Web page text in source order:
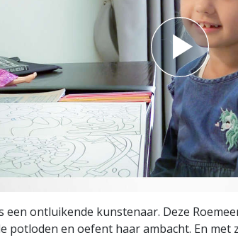
een ontluikende kunstenaar. Deze
potloden en oefent haar ambacht. En met